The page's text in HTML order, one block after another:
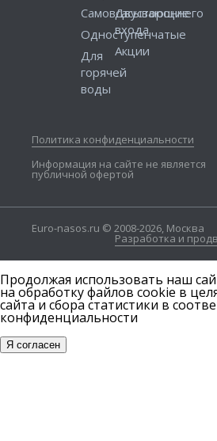
Самовсасывающие
Одноступенчатые
Для
горячей
воды
Двустороннего
входа
Акции
Политика конфиденциальности
Информация на сайте не является
публичной офертой
Euro-nasos.ru © 2008-2026, Москва
Разработка и
Продолжая использовать наш
на обработку файлов cookie в
сайта и сбора статистики в
конфиденциальности
Я согласен